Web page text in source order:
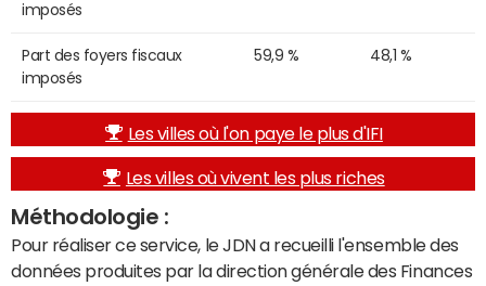
imposés
Part des foyers fiscaux
imposés
59,9 % 48,1 %
Les villes où l'on paye le plus d'IFI
Les villes où vivent les plus riches
Méthodologie :
Pour réaliser ce service, le JDN a recueilli l'ensemble des
données produites par la direction générale des Finances